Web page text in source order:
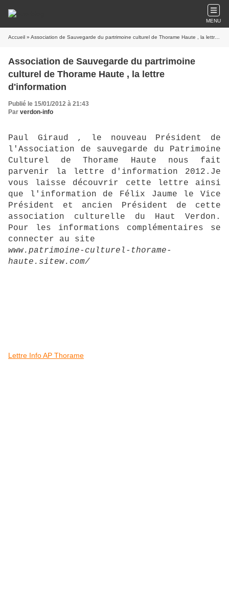
MENU
Accueil » Association de Sauvegarde du partrimoine culturel de Thorame Haute , la lettre d'information
Association de Sauvegarde du partrimoine
culturel de Thorame Haute , la lettre
d'information
Publié le 15/01/2012 à 21:43
Par verdon-info
Paul Giraud , le nouveau Président de
l'Association de sauvegarde du Patrimoine
Culturel de Thorame Haute nous fait
parvenir la lettre d'information 2012.Je
vous laisse découvrir cette lettre ainsi
que l'information de Félix Jaume le Vice
Président et ancien Président de cette
association culturelle du Haut Verdon.
Pour les informations complémentaires se
connecter au site
www.patrimoine-culturel-thorame-
haute.sitew.com/
Lettre Info AP Thorame